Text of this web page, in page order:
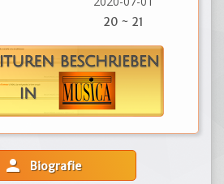
20 ~ 21
person Biografie